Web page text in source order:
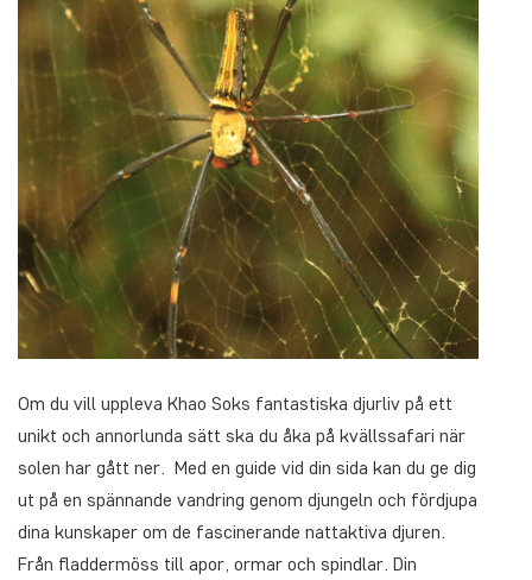
Om du vill uppleva Khao Soks fantastiska djurliv på ett
unikt och annorlunda sätt ska du åka på kvällssafari när
solen har gått ner. Med en guide vid din sida kan du ge dig
ut på en spännande vandring genom djungeln och fördjupa
dina kunskaper om de fascinerande nattaktiva djuren.
Från fladdermöss till apor, ormar och spindlar. Din